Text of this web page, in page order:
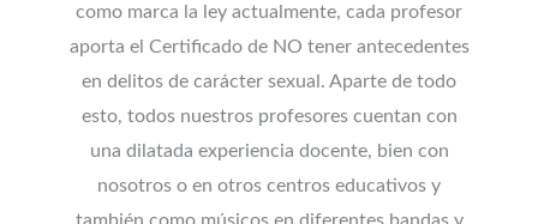
como marca la ley actualmente, cada profesor
aporta el Certificado de NO tener antecedentes
en delitos de carácter sexual. Aparte de todo
esto, todos nuestros profesores cuentan con
una dilatada experiencia docente, bien con
nosotros o en otros centros educativos y